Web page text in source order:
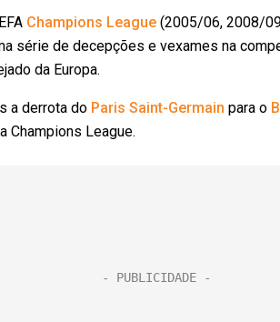
Champions League (2005/06, 2008/
série de decepções e vexames na
da Europa.
a derrota do Paris Saint-Germain para o
Champions League.